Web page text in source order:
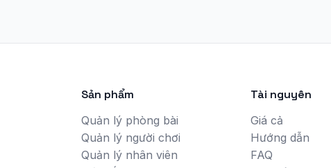
Sản phẩm
Quản lý phòng bài
Quản lý người chơi
Quản lý nhân viên
Tài nguyên
Giá cả
Hướng dẫn
FAQ